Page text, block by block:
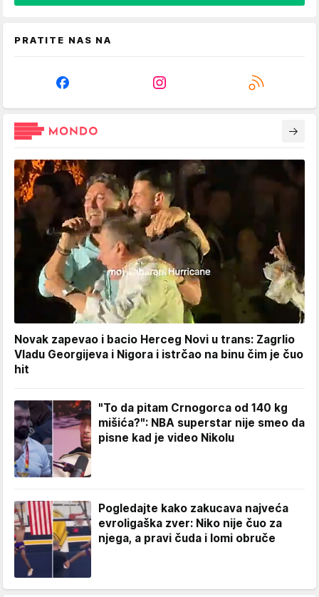
PRATITE NAS NA
Novak zapevao i bacio Herceg Novi u trans: Zagrlio
Vladu Georgijeva i Nigora i istrčao na binu čim je čuo
hit
"To da pitam Crnogorca od 140 kg
mišića?": NBA superstar nije smeo da
pisne kad je video Nikolu
Pogledajte kako zakucava najveća
evroligaška zver: Niko nije čuo za
njega, a pravi čuda i lomi obruče